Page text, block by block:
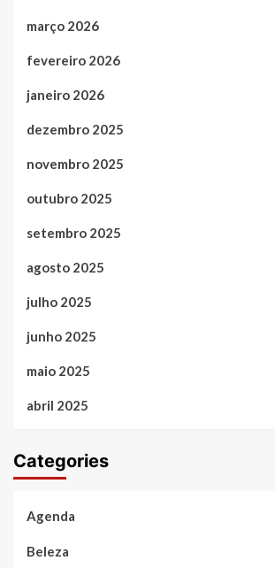
março 2026
fevereiro 2026
janeiro 2026
dezembro 2025
novembro 2025
outubro 2025
setembro 2025
agosto 2025
julho 2025
junho 2025
maio 2025
abril 2025
Categories
Agenda
Beleza